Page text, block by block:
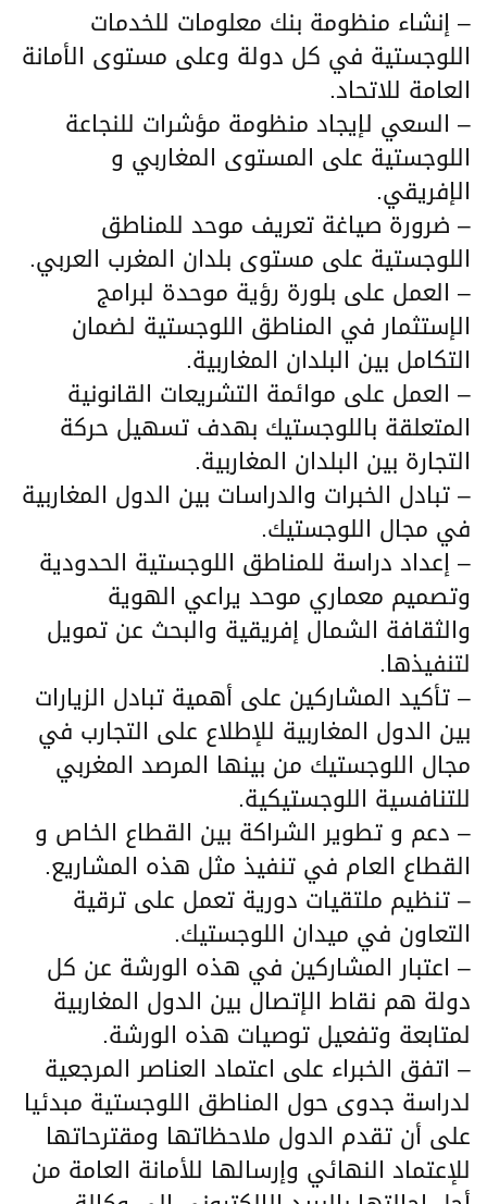
– إنشاء منظومة بنك معلومات للخدمات
اللوجستية في كل دولة وعلى مستوى الأمانة
العامة للاتحاد.
– السعي لإيجاد منظومة مؤشرات للنجاعة
اللوجستية على المستوى المغاربي و
الإفريقي.
– ضرورة صياغة تعريف موحد للمناطق
اللوجستية على مستوى بلدان المغرب العربي.
– العمل على بلورة رؤية موحدة لبرامج
الإستثمار في المناطق اللوجستية لضمان
التكامل بين البلدان المغاربية.
– العمل على موائمة التشريعات القانونية
المتعلقة باللوجستيك بهدف تسهيل حركة
التجارة بين البلدان المغاربية.
– تبادل الخبرات والدراسات بين الدول المغاربية
في مجال اللوجستيك.
– إعداد دراسة للمناطق اللوجستية الحدودية
وتصميم معماري موحد يراعي الهوية
والثقافة الشمال إفريقية والبحث عن تمويل
لتنفيذها.
– تأكيد المشاركين على أهمية تبادل الزيارات
بين الدول المغاربية للإطلاع على التجارب في
مجال اللوجستيك من بينها المرصد المغربي
للتنافسية اللوجستيكية.
– دعم و تطوير الشراكة بين القطاع الخاص و
القطاع العام في تنفيذ مثل هذه المشاريع.
– تنظيم ملتقيات دورية تعمل على ترقية
التعاون في ميدان اللوجستيك.
– اعتبار المشاركين في هذه الورشة عن كل
دولة هم نقاط الإتصال بين الدول المغاربية
لمتابعة وتفعيل توصيات هذه الورشة.
– اتفق الخبراء على اعتماد العناصر المرجعية
لدراسة جدوى حول المناطق اللوجستية مبدئيا
على أن تقدم الدول ملاحظاتها ومقترحاتها
للإعتماد النهائي وإرسالها للأمانة العامة من